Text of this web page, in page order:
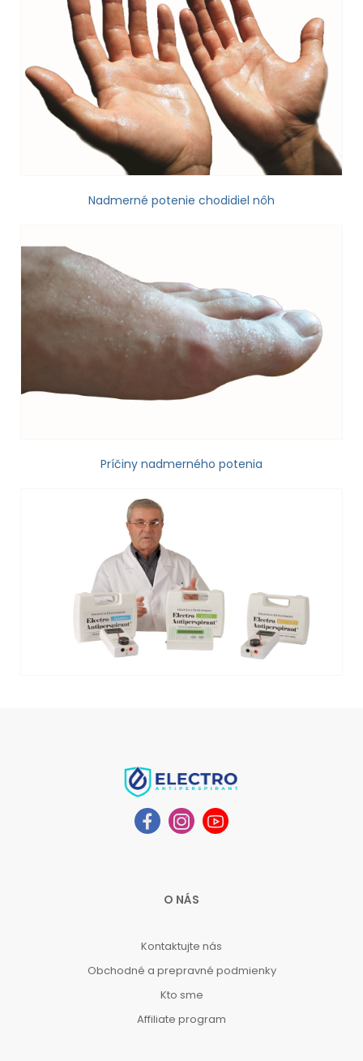
Nadmerné potenie chodidiel nôh
Príčiny nadmerného potenia
O NÁS
Kontaktujte nás
Obchodné a prepravné podmienky
Kto sme
Affiliate program